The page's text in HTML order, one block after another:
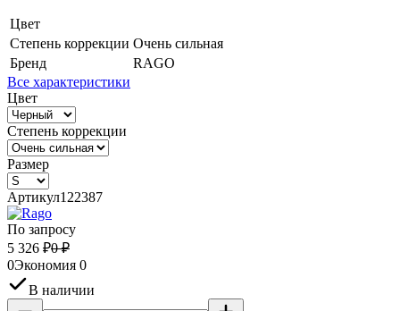
Цвет
Степень коррекции Очень сильная
Бренд
RAGO
Все характеристики
Цвет
Степень коррекции
Размер
Артикул122387
По запросу
5 326 ₽0 ₽
0Экономия 0
В наличии